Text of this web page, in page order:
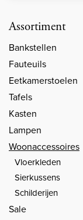
Assortiment
Bankstellen
Fauteuils
Eetkamerstoelen
Tafels
Kasten
Lampen
Woonaccessoires
Vloerkleden
Sierkussens
Schilderijen
Sale